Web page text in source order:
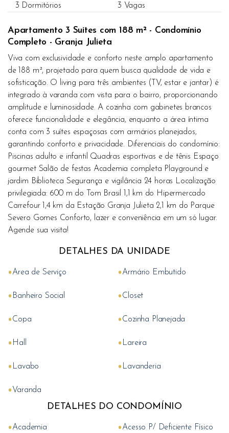
3 Dormitórios 3 Vagas
Apartamento 3 Suítes com 188 m² - Condomínio
Completo - Granja Julieta
Viva com exclusividade e conforto neste amplo apartamento
de 188 m², projetado para quem busca qualidade de vida e
sofisticação. O living para três ambientes (TV, estar e jantar) é
integrado à varanda com vista para o bairro, proporcionando
amplitude e luminosidade. A cozinha com gabinetes brancos
oferece funcionalidade e elegância, enquanto a área íntima
conta com 3 suítes espaçosas com armários planejados,
garantindo conforto e privacidade. Diferenciais do condomínio:
Piscinas adulto e infantil Quadras esportivas e de tênis Espaço
gourmet Salão de festas Academia completa Playground e
jardim Biblioteca Segurança e vigilância 24 horas Localização
privilegiada: 600 m do Tom Brasil 1,1 km do Hipermercado
Carrefour 1,4 km da Estação Granja Julieta 2,1 km do Parque
Severo Gomes Conforto, lazer e conveniência em um só lugar.
Agende sua visita!
DETALHES DA UNIDADE
•Area de Serviço •Armário Embutido
• Banheiro Social •Closet
•Copa •Cozinha Planejada
• Hall • Lareira
• Lavabo • Lavanderia
•Varanda
DETALHES DO CONDOMÍNIO
•Academia •Acesso P/ Deficiente Físico